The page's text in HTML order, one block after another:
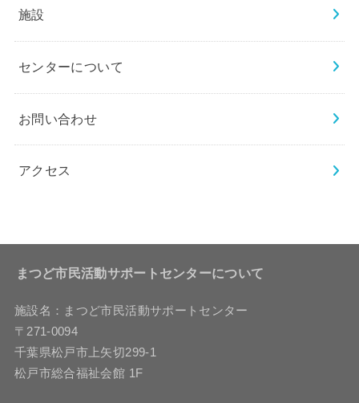
施設
センターについて
お問い合わせ
アクセス
まつど市民活動サポートセンターについて
施設名：まつど市民活動サポートセンター
〒271-0094
千葉県松戸市上矢切299-1
松戸市総合福祉会館 1F